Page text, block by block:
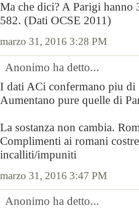
Ma che dici? A Parigi hanno
582. (Dati OCSE 2011)
marzo 31, 2016 3:28 PM
Anonimo ha detto...
I dati ACi confermano piu di
Aumentano pure quelle di
La sostanza non cambia.
Complimenti ai romani
incalliti/impuniti
marzo 31, 2016 3:47 PM
Anonimo ha detto...